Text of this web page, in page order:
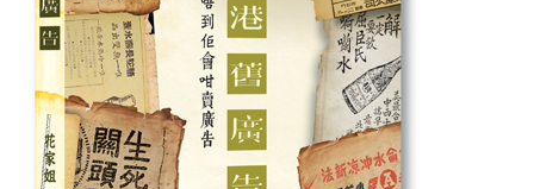
網上書店
無紙書
文創